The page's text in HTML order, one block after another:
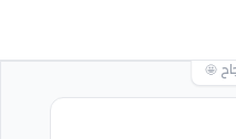
🤩